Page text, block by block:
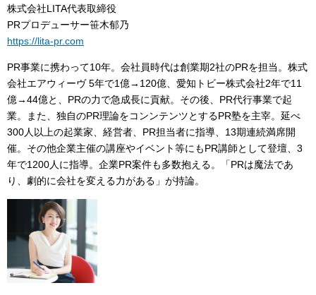
株式会社LITA代表取締役
PRプロデューサー笹木郁乃
https://lita-pr.com
PR事業に携わって10年。会社員時代は創業期2社のPRを担当。株式
会社エアウィーヴ 5年で1億→120億、愛知トビー株式会社2年で11
億→44億と、PRの力で急成長に貢献。その後、PR代行事業で起
業。また、独自のPR理論をコンンテンツとするPR塾を主宰。延べ
300人以上の起業家、経営者、PR担当者に指導、13期連続満席開
催。その他企業主催の講座やイベント等にもPR講師として登壇、3
年で1200人に指導。企業PR案件も多数抱える。「PRは魔法であ
り、劇的に会社を変える力がある」が持論。